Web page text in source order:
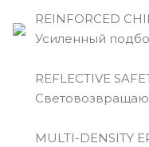
REINFORCED
Усиленный
REFLECTIVE
MULTI-DENSITY